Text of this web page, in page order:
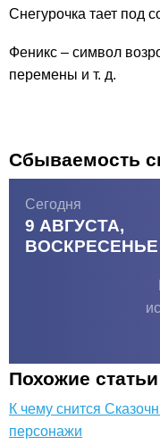
Снегурочка тает под
Феникс – символ
перемены и т. д.
Сбываемость
Сегодня
9 АВГУСТА,
ВОСКРЕСЕНЬЕ
Похожие статьи
К чему снится
персонажи